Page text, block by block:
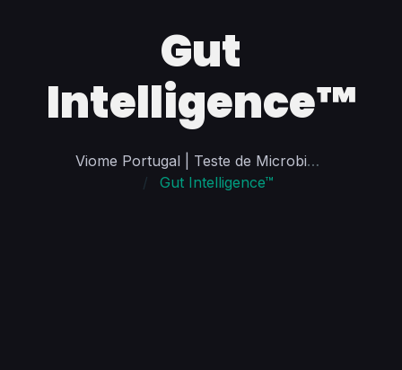
Gut
Intelligence™
Viome Portugal | Teste de Microbioma e Saúde Personalizada
Gut Intelligence™